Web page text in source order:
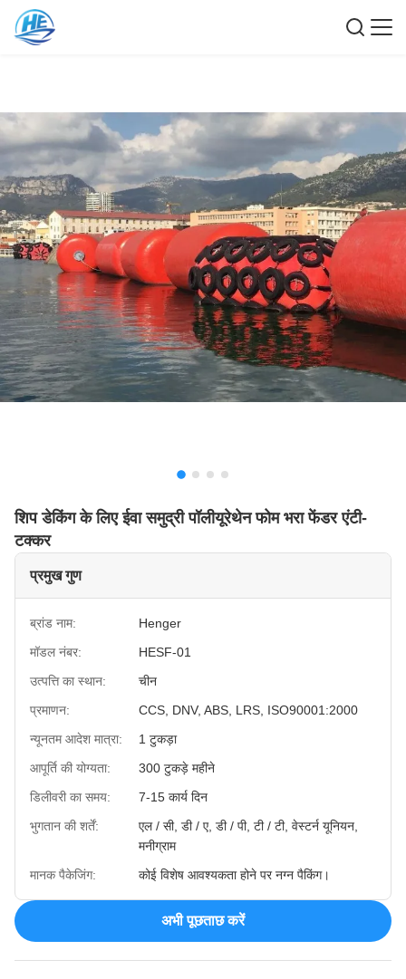
शिप डेकिंग के लिए ईवा समुद्री पॉलीयूरेथेन फोम भरा फेंडर एंटी-
टक्कर
प्रमुख गुण
ब्रांड नाम:
Henger
मॉडल नंबर:
HESF-01
उत्पत्ति का स्थान:
चीन
प्रमाणन:
CCS, DNV, ABS, LRS, ISO90001:2000
न्यूनतम आदेश मात्रा:
1 टुकड़ा
आपूर्ति की योग्यता:
300 टुकड़े महीने
डिलीवरी का समय:
7-15 कार्य दिन
भुगतान की शर्तें:
एल / सी, डी / ए, डी / पी, टी / टी, वेस्टर्न यूनियन,
मनीग्राम
मानक पैकेजिंग:
कोई विशेष आवश्यकता होने पर नग्न पैकिंग।
अभी पूछताछ करें